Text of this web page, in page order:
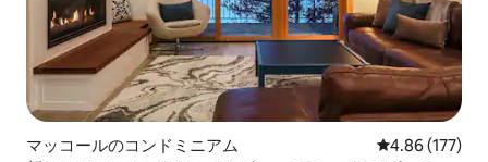
マッコールのコンドミニアム レビュー177
4.86 (177)